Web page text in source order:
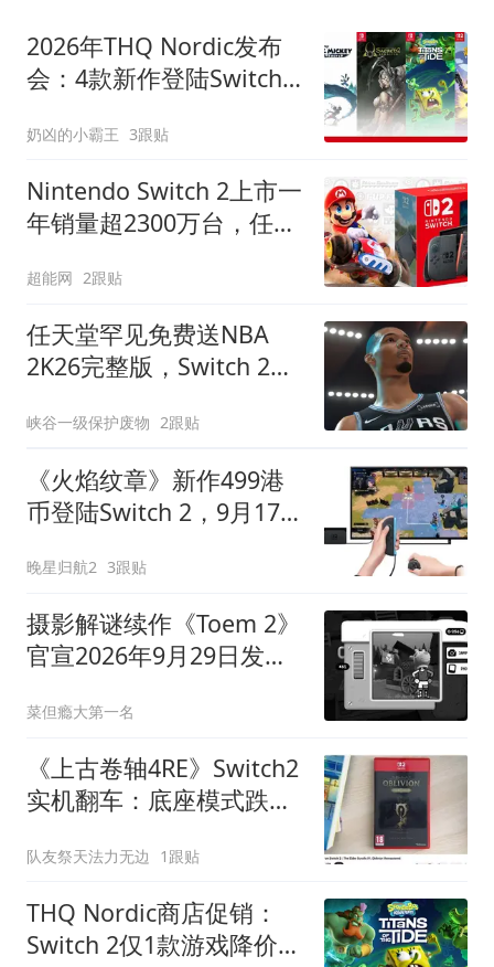
2026年THQ Nordic发布
会：4款新作登陆Switch
惊又喜？
奶凶的小霸王 3跟贴
Nintendo Switch 2上市一
年销量超2300万台，任天
现
超能网 2跟贴
任天堂罕见免费送NBA
2K26完整版，Switch 2玩
峡谷一级保护废物 2跟贴
《火焰纹章》新作499港
币登陆Switch 2，9月17日
开
晚星归航2 3跟贴
摄影解谜续作《Toem 2》
官宣2026年9月29日发
菜但瘾大第一名
《上古卷轴4RE》Switch2
实机翻车：底座模式跌破
重
队友祭天法力无边 1跟贴
THQ Nordic商店促销：
Switch 2仅1款游戏降价，